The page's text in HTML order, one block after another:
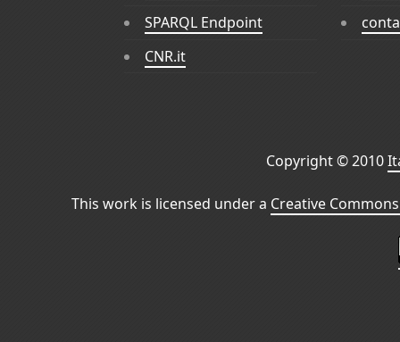
SPARQL Endpoint
CNR.it
Copyright © 2010
This work is licensed under a Creative